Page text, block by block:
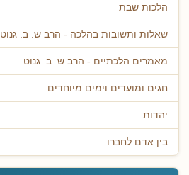
הלכות שבת
שאלות ותשובות בהלכה - הרב ש. ב. גנוט
מאמרים הלכתיים - הרב ש. ב. גנוט
חגים ומועדים וימים מיוחדים
יהדות
בין אדם לחברו